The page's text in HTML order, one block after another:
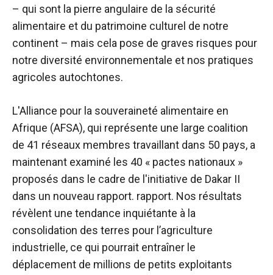
– qui sont la pierre angulaire de la sécurité
alimentaire et du patrimoine culturel de notre
continent – ​​mais cela pose de graves risques pour
notre diversité environnementale et nos pratiques
agricoles autochtones.
L'Alliance pour la souveraineté alimentaire en
Afrique (AFSA), qui représente une large coalition
de 41 réseaux membres travaillant dans 50 pays, a
maintenant examiné les 40 « pactes nationaux »
proposés dans le cadre de l'initiative de Dakar II
dans un nouveau rapport. rapport. Nos résultats
révèlent une tendance inquiétante à la
consolidation des terres pour l’agriculture
industrielle, ce qui pourrait entraîner le
déplacement de millions de petits exploitants